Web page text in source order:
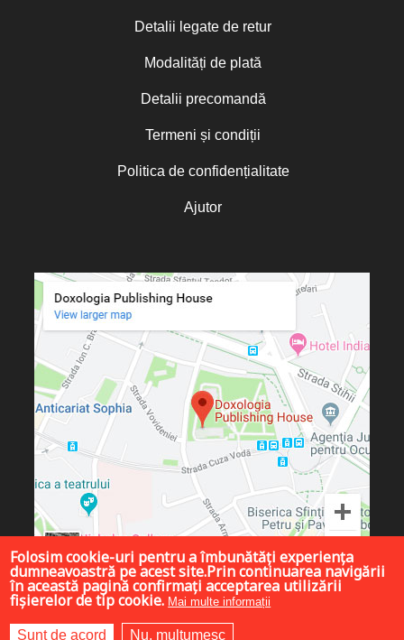
Detalii legate de retur
Modalități de plată
Detalii precomandă
Termeni și condiții
Politica de confidențialitate
Ajutor
Folosim cookie-uri pentru a îmbunătăți experiența
dumneavoastră pe acest site.Prin continuarea navigării
în această pagină confirmați acceptarea utilizării
fișierelor de tip cookie. Mai multe informații
Sunt de acord Nu, mulțumesc